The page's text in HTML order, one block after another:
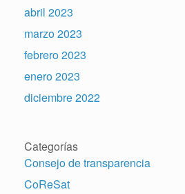
abril 2023
marzo 2023
febrero 2023
enero 2023
diciembre 2022
Categorías
Consejo de transparencia
CoReSat